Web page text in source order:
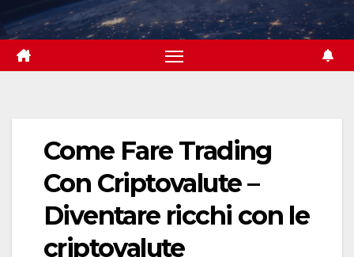
to
content
Come Fare Trading
Con Criptovalute –
Diventare ricchi con le
criptovalute